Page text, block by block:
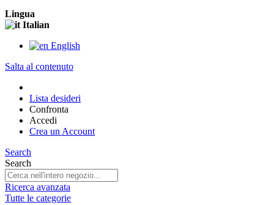
Lingua
Italian
English
Salta al contenuto
Lista desideri
Confronta
Accedi
Crea un Account
Search
Search
Ricerca avanzata
Tutte le categorie